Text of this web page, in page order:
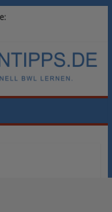
Weiterbildungswege
Tools für die
und
Learning versus